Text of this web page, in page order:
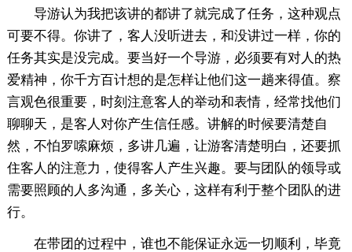
导游认为我把该讲的都讲了就完成了任务，这种观点
可要不得。你讲了，客人没听进去，和没讲过一样，你的
任务其实是没完成。要当好一个导游，必须要有对人的热
爱精神，你千方百计想的是怎样让他们这一趟来得值。察
言观色很重要，时刻注意客人的举动和表情，经常找他们
聊聊天，是客人对你产生信任感。讲解的时候要清楚自
然，不怕罗嗦麻烦，多讲几遍，让游客清楚明白，还要抓
住客人的注意力，使得客人产生兴趣。要与团队的领导或
需要照顾的人多沟通，多关心，这样有利于整个团队的进
行。
在带团的过程中，谁也不能保证永远一切顺利，毕竟